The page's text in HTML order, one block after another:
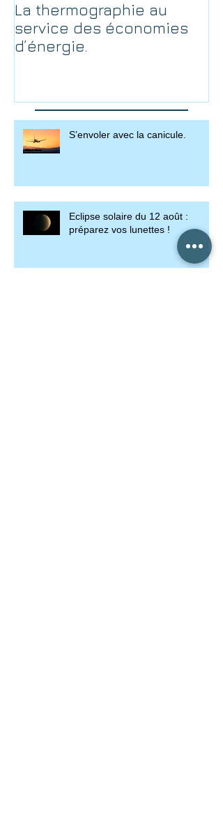
La thermographie au
service des économies
d’énergie.
S’envoler avec la canicule.
Eclipse solaire du 12 août :
préparez vos lunettes !